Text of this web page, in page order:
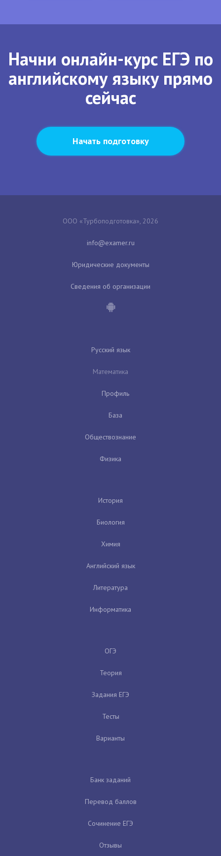
Начни онлайн-курс ЕГЭ по
английскому языку прямо
сейчас
Начать подготовку
ООО «Турбоподготовка», 2026
Юридические документы
Сведения об организации
Русский язык
Математика
Профиль
База
Обществознание
Физика
История
Биология
Химия
Английский язык
Литература
Информатика
ОГЭ
Теория
Задания ЕГЭ
Тесты
Варианты
Банк заданий
Перевод баллов
Сочинение ЕГЭ
Отзывы